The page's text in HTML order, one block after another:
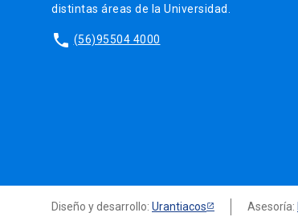
distintas áreas de la Universidad.
phone (56)95504 4000
Diseño y desarrollo: Urantiacos Asesoría: